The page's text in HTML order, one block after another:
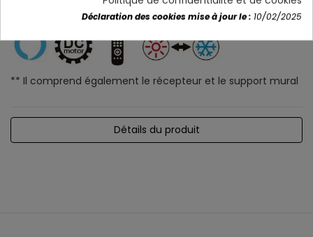
** Il comprend également le récepteur et le support mural
Détails du produit
Déclaration des cookies mise à jour le : 10/02/2025